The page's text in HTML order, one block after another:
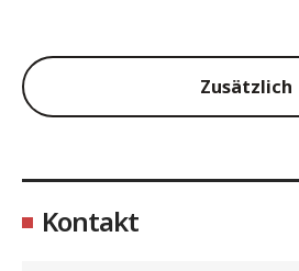
Zusätzlich
Kontakt